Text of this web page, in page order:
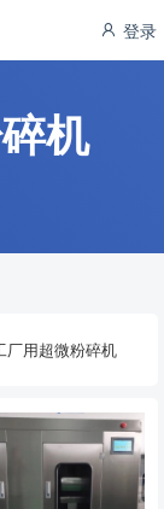
登录
机
厂用超微粉碎机